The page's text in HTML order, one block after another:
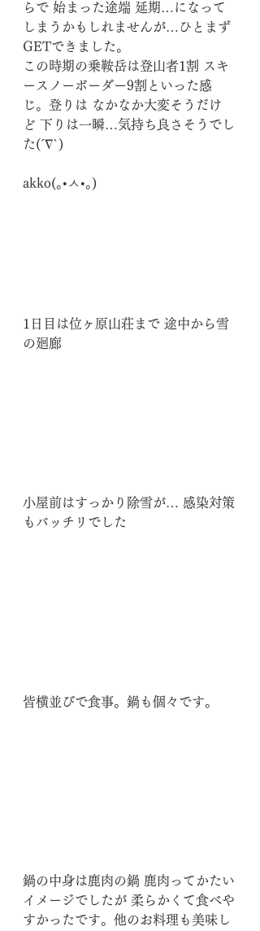
らで 始まった途端 延期…になって
しまうかもしれませんが…ひとまず
GETできました。
この時期の乗鞍岳は登山者1割 スキ
ースノーボーダー9割といった感
じ。登りは なかなか大変そうだけ
ど 下りは一瞬…気持ち良さそうでし
た(´∇`)
akko(｡•ㅅ•｡)
1日目は位ヶ原山荘まで 途中から雪
の廻廊
小屋前はすっかり除雪が… 感染対策
もバッチリでした
皆横並びで食事。鍋も個々です。
鍋の中身は鹿肉の鍋 鹿肉ってかたい
イメージでしたが 柔らかくて食べや
すかったです。他のお料理も美味し